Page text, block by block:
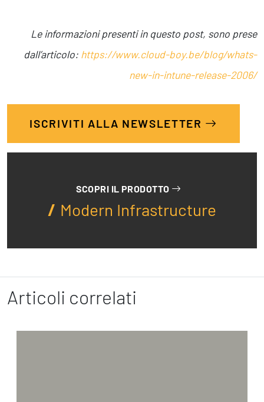
Le informazioni presenti in questo post, sono prese
dall’articolo: https://www.cloud-boy.be/blog/whats-
new-in-intune-release-2006/
ISCRIVITI ALLA NEWSLETTER
SCOPRI IL PRODOTTO
Modern Infrastructure
Articoli correlati